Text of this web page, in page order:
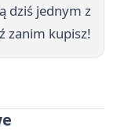
dziś jednym z
zanim kupisz!